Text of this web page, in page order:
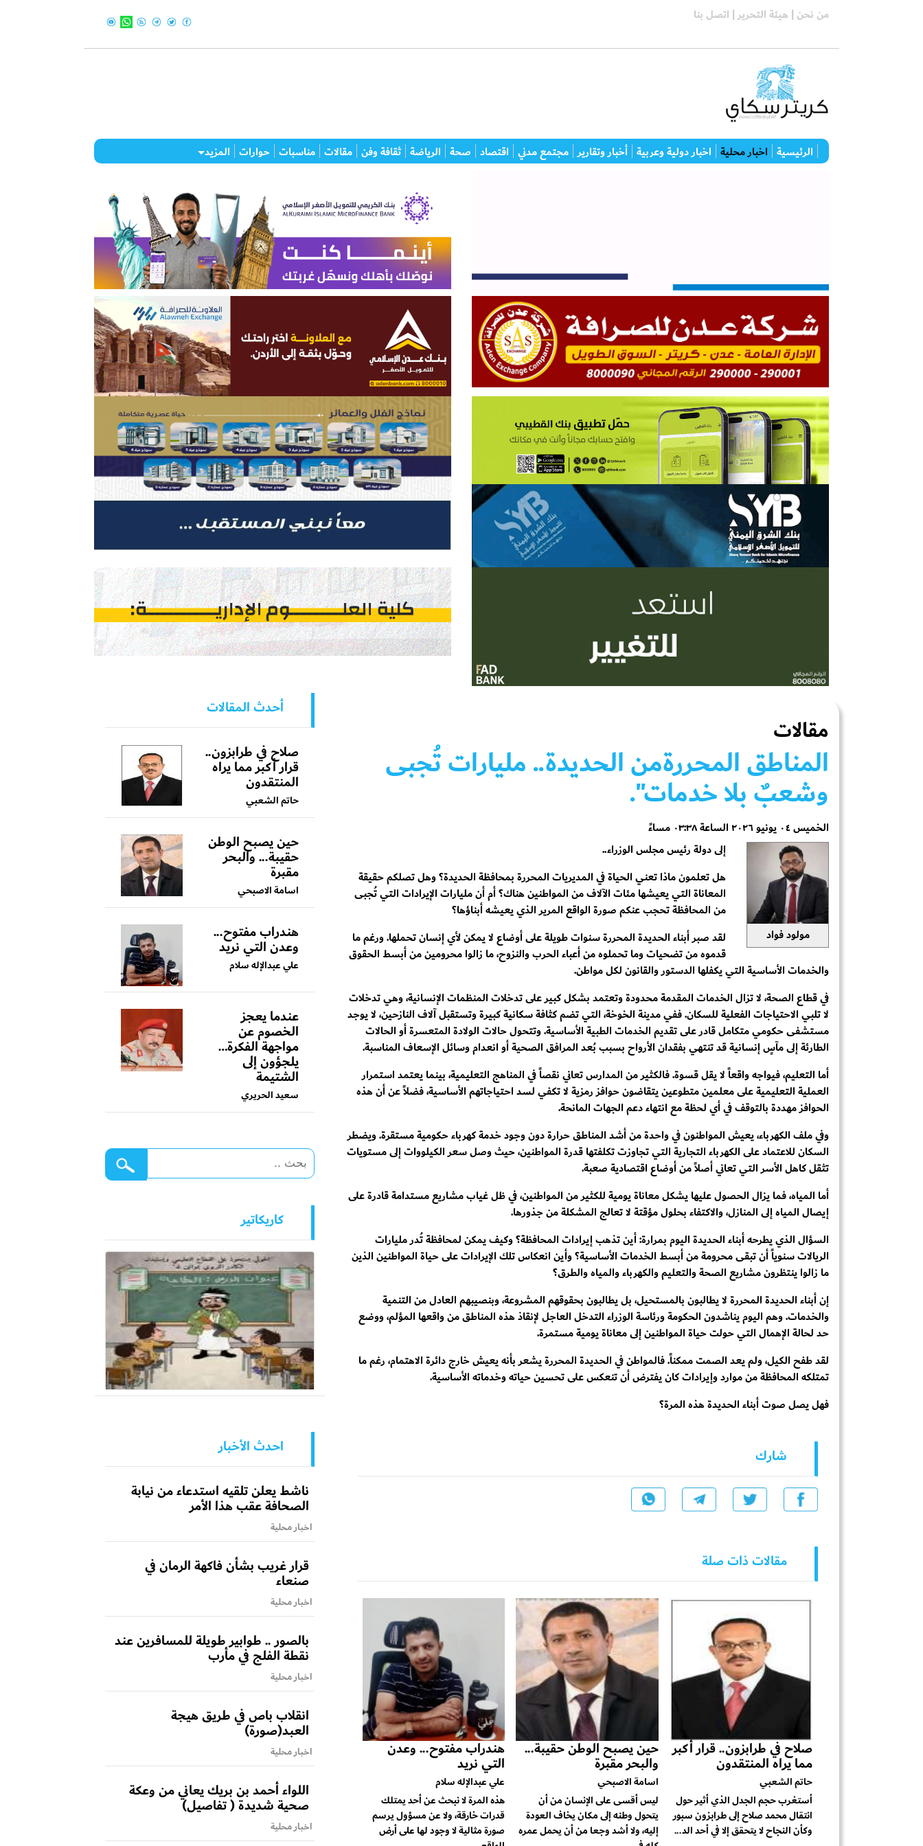
من نحن | هيئة التحرير | اتصل بنا
الرئيسية اخبار محلية اخبار دولية وعربية أخبار وتقارير مجتمع مدني اقتصاد صحة الرياضة ثقافة وفن مقالات مناسبات حوارات المزيد
مقالات
المناطق المحررةمن الحديدة.. مليارات تُجبى
وشعبٌ بلا خدمات".
الخميس ٠٤ يونيو ٢٠٢٦ الساعة ٠٣:٣٨ مساءً
مولود فواد
إلى دولة رئيس مجلس الوزراء..
هل تعلمون ماذا تعني الحياة في المديريات المحررة بمحافظة الحديدة؟ وهل تصلكم حقيقة
المعاناة التي يعيشها مئات الآلاف من المواطنين هناك؟ أم أن مليارات الإيرادات التي تُجبى
من المحافظة تحجب عنكم صورة الواقع المرير الذي يعيشه أبناؤها؟
لقد صبر أبناء الحديدة المحررة سنوات طويلة على أوضاع لا يمكن لأي إنسان تحملها. ورغم ما
قدموه من تضحيات وما تحملوه من أعباء الحرب والنزوح، ما زالوا محرومين من أبسط الحقوق
والخدمات الأساسية التي يكفلها الدستور والقانون لكل مواطن.
في قطاع الصحة، لا تزال الخدمات المقدمة محدودة وتعتمد بشكل كبير على تدخلات المنظمات الإنسانية، وهي تدخلات
لا تلبي الاحتياجات الفعلية للسكان. ففي مدينة الخوخة، التي تضم كثافة سكانية كبيرة وتستقبل آلاف النازحين، لا يوجد
مستشفى حكومي متكامل قادر على تقديم الخدمات الطبية الأساسية. وتتحول حالات الولادة المتعسرة أو الحالات
الطارئة إلى مآسٍ إنسانية قد تنتهي بفقدان الأرواح بسبب بُعد المرافق الصحية أو انعدام وسائل الإسعاف المناسبة.
أما التعليم، فيواجه واقعاً لا يقل قسوة. فالكثير من المدارس تعاني نقصاً في المناهج التعليمية، بينما يعتمد استمرار
العملية التعليمية على معلمين متطوعين يتقاضون حوافز رمزية لا تكفي لسد احتياجاتهم الأساسية، فضلاً عن أن هذه
الحوافز مهددة بالتوقف في أي لحظة مع انتهاء دعم الجهات المانحة.
وفي ملف الكهرباء، يعيش المواطنون في واحدة من أشد المناطق حرارة دون وجود خدمة كهرباء حكومية مستقرة. ويضطر
السكان للاعتماد على الكهرباء التجارية التي تجاوزت تكلفتها قدرة المواطنين، حيث وصل سعر الكيلووات إلى مستويات
تثقل كاهل الأسر التي تعاني أصلاً من أوضاع اقتصادية صعبة.
أما المياه، فما يزال الحصول عليها يشكل معاناة يومية للكثير من المواطنين، في ظل غياب مشاريع مستدامة قادرة على
إيصال المياه إلى المنازل، والاكتفاء بحلول مؤقتة لا تعالج المشكلة من جذورها.
السؤال الذي يطرحه أبناء الحديدة اليوم بمرارة: أين تذهب إيرادات المحافظة؟ وكيف يمكن لمحافظة تُدر مليارات
الريالات سنوياً أن تبقى محرومة من أبسط الخدمات الأساسية؟ وأين انعكاس تلك الإيرادات على حياة المواطنين الذين
ما زالوا ينتظرون مشاريع الصحة والتعليم والكهرباء والمياه والطرق؟
إن أبناء الحديدة المحررة لا يطالبون بالمستحيل، بل يطالبون بحقوقهم المشروعة، وبنصيبهم العادل من التنمية
والخدمات. وهم اليوم يناشدون الحكومة ورئاسة الوزراء التدخل العاجل لإنقاذ هذه المناطق من واقعها المؤلم، ووضع
حد لحالة الإهمال التي حولت حياة المواطنين إلى معاناة يومية مستمرة.
لقد طفح الكيل، ولم يعد الصمت ممكناً. فالمواطن في الحديدة المحررة يشعر بأنه يعيش خارج دائرة الاهتمام، رغم ما
تمتلكه المحافظة من موارد وإيرادات كان يفترض أن تنعكس على تحسين حياته وخدماته الأساسية.
فهل يصل صوت أبناء الحديدة هذه المرة؟
شارك
مقالات ذات صلة
صلاح في طرابزون.. قرار أكبر
مما يراه المنتقدون
حاتم الشعبي
أستغرب حجم الجدل الذي أثير حول
انتقال محمد صلاح إلى طرابزون سبور
وكأن النجاح لا يتحقق إلا في أحد الد...
حين يصبح الوطن حقيبة...
والبحر مقبرة
اسامة الاصبحي
ليس أقسى على الإنسان من أن
يتحول وطنه إلى مكان يخاف العودة
إليه، ولا أشد وجعا من أن يحمل عمره
هندراب مفتوح... وعدن
التي نريد
علي عبدالإله سلام
هذه المرة لا نبحث عن أحد يمتلك
قدرات خارقة، ولا عن مسؤول يرسم
صورة مثالية لا وجود لها على أرض
أحدث المقالات
صلاح في طرابزون..
قرار أكبر مما يراه
المنتقدون
حاتم الشعبي
حين يصبح الوطن
حقيبة... والبحر
مقبرة
اسامة الاصبحي
هندراب مفتوح...
وعدن التي نريد
علي عبدالإله سلام
عندما يعجز
الخصوم عن
مواجهة الفكرة…
يلجؤون إلى
الشتيمة
سعيد الحريري
كاريكاتير
احدث الأخبار
ناشط يعلن تلقيه استدعاء من نيابة
الصحافة عقب هذا الأمر
اخبار محلية
قرار غريب بشأن فاكهة الرمان في
صنعاء
اخبار محلية
بالصور .. طوابير طويلة للمسافرين عند
نقطة الفلج في مأرب
اخبار محلية
انقلاب باص في طريق هيجة
العبد(صورة)
اخبار محلية
اللواء أحمد بن بريك يعاني من وعكة
صحية شديدة ( تفاصيل)
اخبار محلية